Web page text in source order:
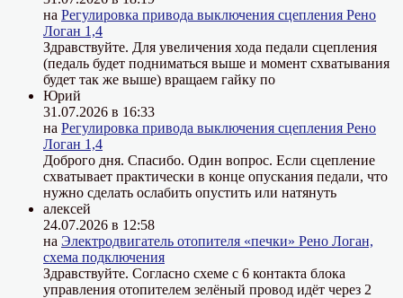
на Регулировка привода выключения сцепления Рено
Логан 1,4
Здравствуйте. Для увеличения хода педали сцепления
(педаль будет подниматься выше и момент схватывания
будет так же выше) вращаем гайку по
Юрий
31.07.2026 в 16:33
на Регулировка привода выключения сцепления Рено
Логан 1,4
Доброго дня. Спасибо. Один вопрос. Если сцепление
схватывает практически в конце опускания педали, что
нужно сделать ослабить опустить или натянуть
алексей
24.07.2026 в 12:58
на Электродвигатель отопителя «печки» Рено Логан,
схема подключения
Здравствуйте. Согласно схеме с 6 контакта блока
управления отопителем зелёный провод идёт через 2